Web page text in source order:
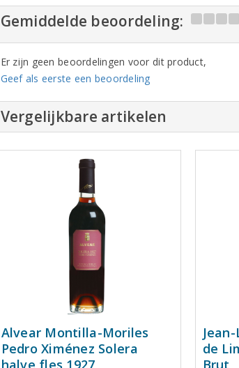
Gemiddelde beoordeling:
Er zijn geen beoordelingen voor dit product,
Geef als eerste een beoordeling
Vergelijkbare artikelen
Alvear Montilla-Moriles
Pedro Ximénez Solera
halve fles 1927
de
Brut